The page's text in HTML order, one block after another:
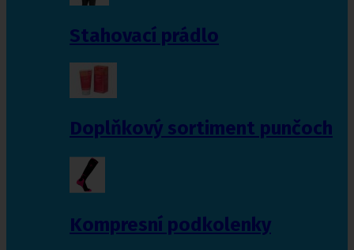
Stahovací prádlo
Doplňkový sortiment punčoch
Kompresní podkolenky